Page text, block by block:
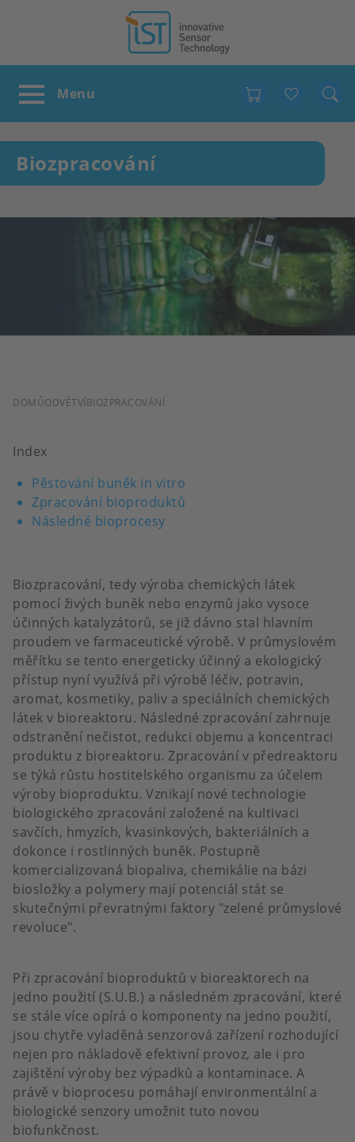
Biozpracování
DROBEČKOVÁ
NAVIGACE
DOMŮODVĚTVÍBIOZPRACOVÁNÍ
Biozpracování, tedy výroba chemických látek
pomocí živých buněk nebo enzymů jako vysoce
účinných katalyzátorů, se již dávno stal hlavním
proudem ve farmaceutické výrobě. V průmyslovém
měřítku se tento energeticky účinný a ekologický
přístup nyní využívá při výrobě léčiv, potravin,
aromat, kosmetiky, paliv a speciálních chemických
látek v bioreaktoru. Následné zpracování zahrnuje
odstranění nečistot, redukci objemu a koncentraci
produktu z bioreaktoru. Zpracování v předreaktoru
se týká růstu hostitelského organismu za účelem
výroby bioproduktu. Vznikají nové technologie
biologického zpracování založené na kultivaci
savčích, hmyzích, kvasinkových, bakteriálních a
dokonce i rostlinných buněk. Postupně
komercializovaná biopaliva, chemikálie na bázi
biosložky a polymery mají potenciál stát se
skutečnými převratnými faktory "zelené průmyslové
revoluce".
Index
Pěstování buněk in vitro
Zpracování bioproduktů
Následné bioprocesy
Při zpracování bioproduktů v bioreaktorech na
jedno použití (S.U.B.) a následném zpracování, které
se stále více opírá o komponenty na jedno použití,
jsou chytře vyladěná senzorová zařízení rozhodující
nejen pro nákladově efektivní provoz, ale i pro
zajištění výroby bez výpadků a kontaminace. A
právě v bioprocesu pomáhají environmentální a
biologické senzory umožnit tuto novou
biofunkčnost.